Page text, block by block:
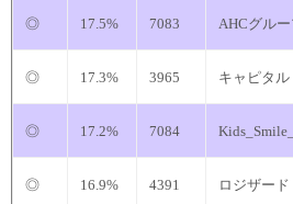
◎ 17.5% 7083 AHCグル
◎ 17.3% 3965 キャピタ
◎ 17.2% 7084
◎ 16.9% 4391 ロジザード